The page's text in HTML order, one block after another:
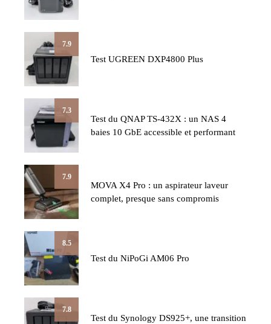
7.9
Test UGREEN DXP4800 Plus
7.3
Test du QNAP TS-432X : un NAS 4
baies 10 GbE accessible et performant
7.9
MOVA X4 Pro : un aspirateur laveur
complet, presque sans compromis
8.5
Test du NiPoGi AM06 Pro
7.8
Test du Synology DS925+, une transition